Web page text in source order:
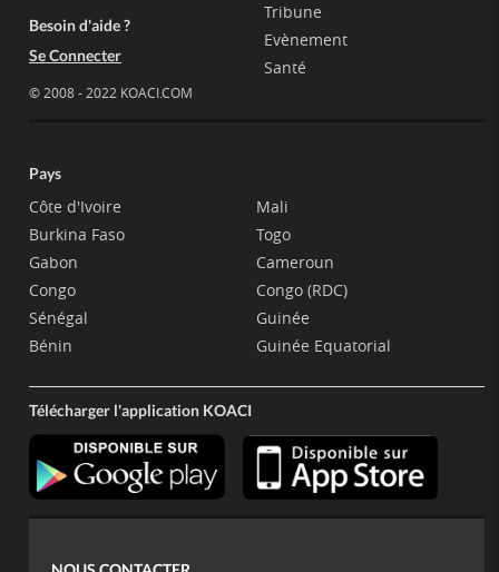
Besoin d'aide ?
Se Connecter
© 2008 - 2022 KOACI.COM
Tribune
Evènement
Santé
Pays
Côte d'Ivoire
Burkina Faso
Gabon
Congo
Sénégal
Bénin
Mali
Togo
Cameroun
Congo (RDC)
Guinée
Guinée Equatorial
Télécharger l'application KOACI